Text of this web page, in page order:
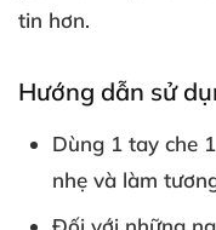
tin hơn.
Hướng dẫn sử
Dùng 1 tay che
nhẹ và làm